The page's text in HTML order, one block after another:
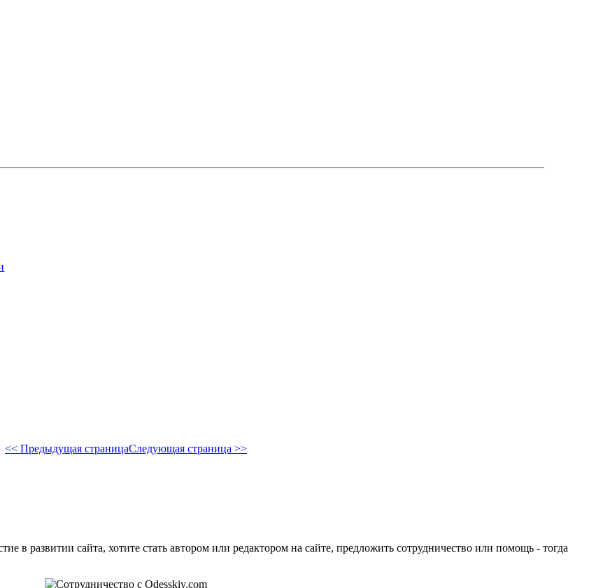
<< Предыдущая страницаСледующая страница >>
в развитии сайта, хотите стать автором или редактором на сайте, предложить сотрудничество или помощь - тогда